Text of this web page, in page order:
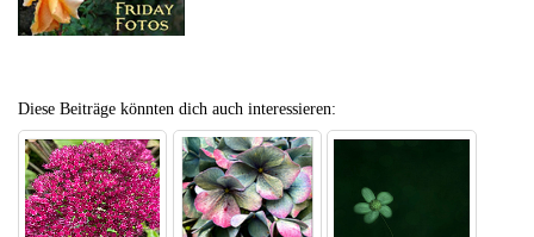
Diese Beiträge könnten dich auch interessieren: